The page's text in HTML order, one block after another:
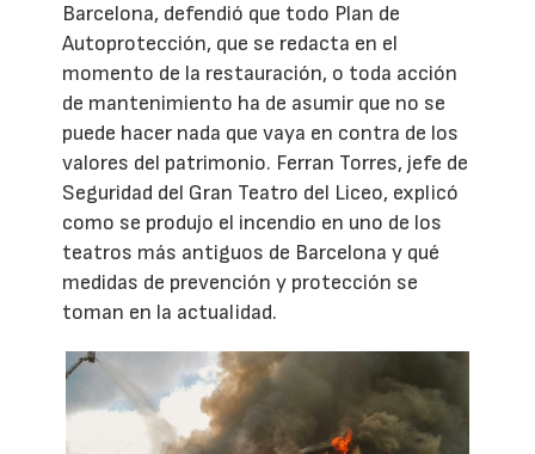
Barcelona, defendió que todo Plan de
Autoprotección, que se redacta en el
momento de la restauración, o toda acción
de mantenimiento ha de asumir que no se
puede hacer nada que vaya en contra de los
valores del patrimonio. Ferran Torres, jefe de
Seguridad del Gran Teatro del Liceo, explicó
como se produjo el incendio en uno de los
teatros más antiguos de Barcelona y qué
medidas de prevención y protección se
toman en la actualidad.